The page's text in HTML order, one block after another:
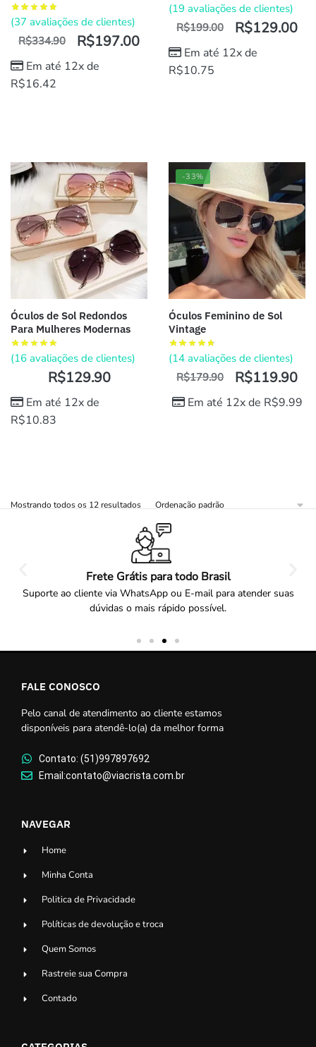
(37 avaliações de clientes)
R$334.90 R$197.00
Em até 12x de
R$16.42
(19 avaliações de clientes)
R$199.00 R$129.00
Em até 12x de
R$10.75
Óculos de Sol Redondos
Para Mulheres Modernas
(16 avaliações de clientes)
R$129.90
Em até 12x de
R$10.83
-33%
Óculos Feminino de Sol
Vintage
(14 avaliações de clientes)
R$179.90 R$119.90
Em até 12x de R$9.99
Mostrando todos os 12 resultados
Frete Grátis para todo Brasil
Suporte ao cliente via WhatsApp ou E-mail para atender suas
dúvidas o mais rápido possível.
FALE CONOSCO
Pelo canal de atendimento ao cliente estamos
disponíveis para atendê-lo(a) da melhor forma
Contato: (51)997897692
Email:contato@viacrista.com.br
NAVEGAR
Home
Minha Conta
Politica de Privacidade
Políticas de devolução e troca
Quem Somos
Rastreie sua Compra
Contado